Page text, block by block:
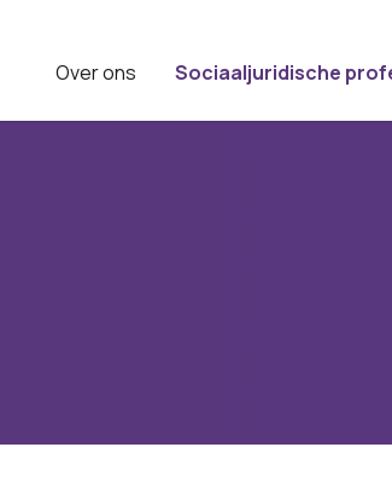
Over ons Sociaaljuridische